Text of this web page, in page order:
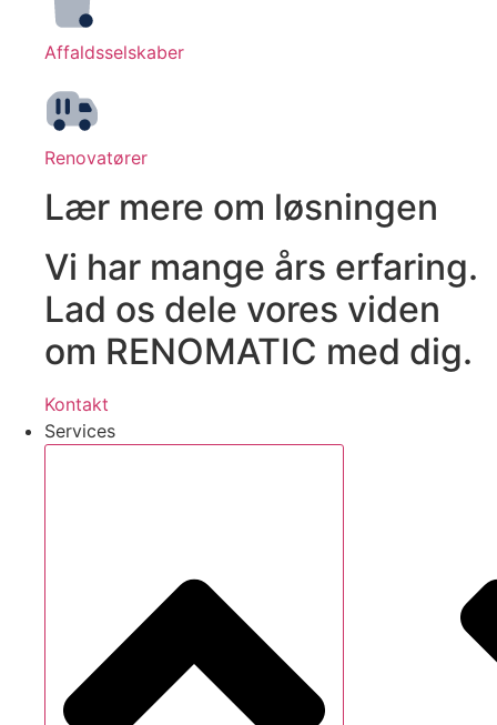
Affaldsselskaber
Renovatører
Lær mere om løsningen
Vi har mange års erfaring.
Lad os dele vores viden
om RENOMATIC med dig.
Kontakt
Services